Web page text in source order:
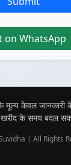
on WhatsApp
मूल्य केवल जानकारी
के समय बदल
| All Rights